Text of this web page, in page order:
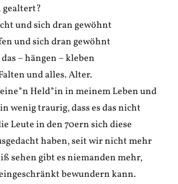
gealtert?
und sich dran gewöhnt
und sich dran gewöhnt
– hängen – kleben
und alles. Alter.
Held*in in meinem Leben und
wenig traurig, dass es das nicht
Leute in den 70ern sich diese
haben, seit wir nicht mehr
sehen gibt es niemanden mehr,
bewundern kann.